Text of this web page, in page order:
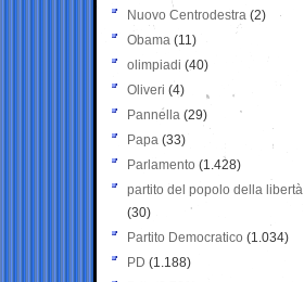
Nuovo Centrodestra (2)
Obama (11)
olimpiadi (40)
Oliveri (4)
Pannella (29)
Papa (33)
Parlamento (1.428)
partito del popolo della libertà
(30)
Partito Democratico (1.034)
PD (1.188)